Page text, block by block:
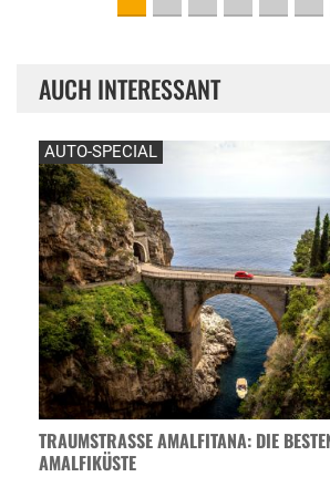
AUCH INTERESSANT
AUTO-SPECIAL
TRAUMSTRASSE AMALFITANA: DIE
MALFIKÜSTE